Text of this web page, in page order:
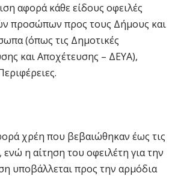
αφορά κάθε είδους οφειλές
προσώπων προς τους Δήμους και
(όπως τις Δημοτικές
και Αποχέτευσης – ΔΕΥΑ),
χρέη που βεβαιώθηκαν έως τις
η αίτηση του οφειλέτη για την
υποβάλλεται προς την αρμόδια